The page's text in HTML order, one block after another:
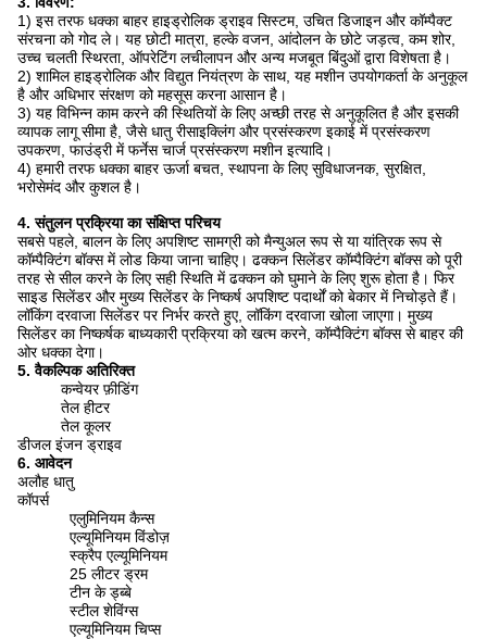
1) इस तरफ धक्का बाहर हाइड्रोलिक ड्राइव सिस्टम, उचित डिजाइन और कॉम्पैक्ट
संरचना को गोद ले। यह छोटी मात्रा, हल्के वजन, आंदोलन के छोटे जड़त्व, कम शोर,
उच्च चलती स्थिरता, ऑपरेटिंग लचीलापन और अन्य मजबूत बिंदुओं द्वारा विशेषता है।
2) शामिल हाइड्रोलिक और विद्युत नियंत्रण के साथ, यह मशीन उपयोगकर्ता के अनुकूल
है और अधिभार संरक्षण को महसूस करना आसान है।
3) यह विभिन्न काम करने की स्थितियों के लिए अच्छी तरह से अनुकूलित है और इसकी
व्यापक लागू सीमा है, जैसे धातु रीसाइक्लिंग और प्रसंस्करण इकाई में प्रसंस्करण
उपकरण, फाउंड्री में फर्नेस चार्ज प्रसंस्करण मशीन इत्यादि।
4) हमारी तरफ धक्का बाहर ऊर्जा बचत, स्थापना के लिए सुविधाजनक, सुरक्षित,
भरोसेमंद और कुशल है।
4. संतुलन प्रक्रिया का संक्षिप्त परिचय
सबसे पहले, बालन के लिए अपशिष्ट सामग्री को मैन्युअल रूप से या यांत्रिक रूप से
कॉम्पैक्टिंग बॉक्स में लोड किया जाना चाहिए। ढक्कन सिलेंडर कॉम्पैक्टिंग बॉक्स को पूरी
तरह से सील करने के लिए सही स्थिति में ढक्कन को घुमाने के लिए शुरू होता है। फिर
साइड सिलेंडर और मुख्य सिलेंडर के निष्कर्ष अपशिष्ट पदार्थों को बेकार में निचोड़ते हैं।
लॉकिंग दरवाजा सिलेंडर पर निर्भर करते हुए, लॉकिंग दरवाजा खोला जाएगा। मुख्य
सिलेंडर का निष्कर्षक बाध्यकारी प्रक्रिया को खत्म करने, कॉम्पैक्टिंग बॉक्स से बाहर की
ओर धक्का देगा।
5. वैकल्पिक अतिरिक्त
कन्वेयर फ़ीडिंग
तेल हीटर
तेल कूलर
डीजल इंजन ड्राइव
6. आवेदन
अलौह धातु
कॉपर्स
एलुमिनियम कैन्स
एल्यूमिनियम विंडोज़
स्क्रैप एल्यूमिनियम
25 लीटर ड्रम
टीन के ड्ब्बे
स्टील शेविंग्स
एल्यूमिनियम चिप्स